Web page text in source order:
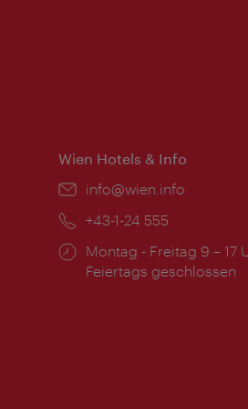
Wien Hotels & Info
Email:
info@wien.info
Telefon:
+43-1-24 555
Öffnungszeiten:
Montag - Freitag 9 – 17
Feiertags geschlossen